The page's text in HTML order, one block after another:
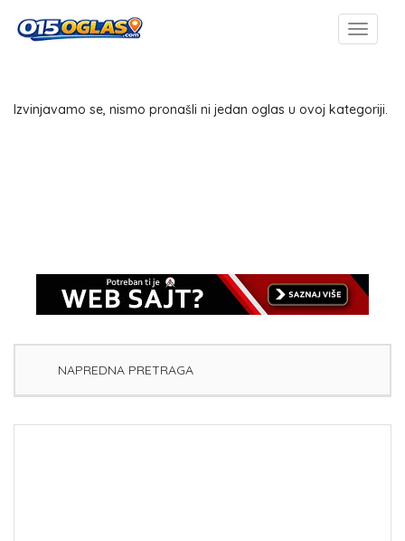
Izvinjavamo se, nismo pronašli ni jedan oglas u ovoj kategoriji.
NAPREDNA PRETRAGA